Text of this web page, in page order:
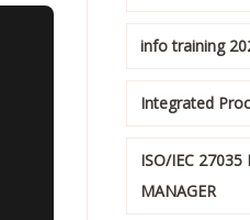
info training
Integrated
ISO/IEC 27035
MANAGER